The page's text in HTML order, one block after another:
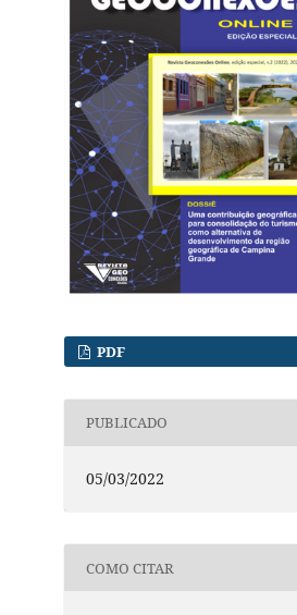
PDF
PUBLICADO
05/03/2022
COMO CITAR